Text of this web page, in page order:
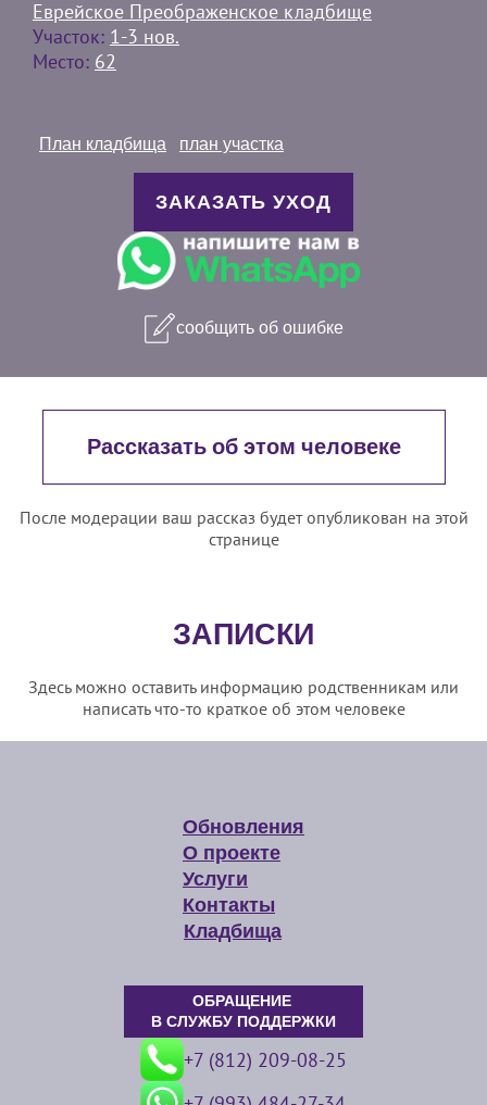
Еврейское Преображенское кладбище
Участок: 1-3 нов.
Место: 62
План кладбища план участка
ЗАКАЗАТЬ УХОД
сообщить об ошибке
Рассказать об этом человеке
После модерации ваш рассказ будет опубликован на этой
странице
ЗАПИСКИ
Здесь можно оставить информацию родственникам или
написать что-то краткое об этом человеке
Обновления
О проекте
Услуги
Контакты
Кладбища
ОБРАЩЕНИЕ
В СЛУЖБУ ПОДДЕРЖКИ
+7 (812) 209-08-25